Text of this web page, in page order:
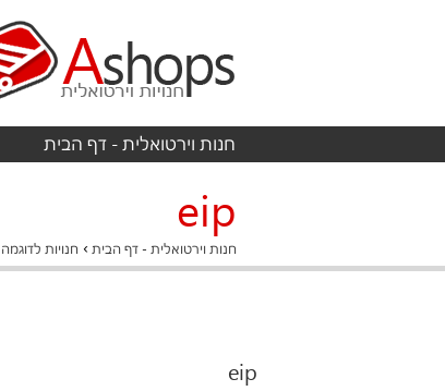
חנות וירטואלית - דף הבית
eip
חנות וירטואלית - דף הבית › חנויות לדוגמה
eip